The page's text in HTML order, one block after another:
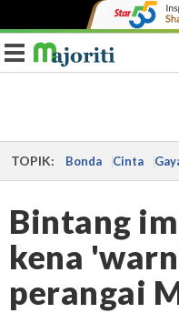
Toggle navigation
TOPIK: Bonda Cinta
Bintang
kena
perangai